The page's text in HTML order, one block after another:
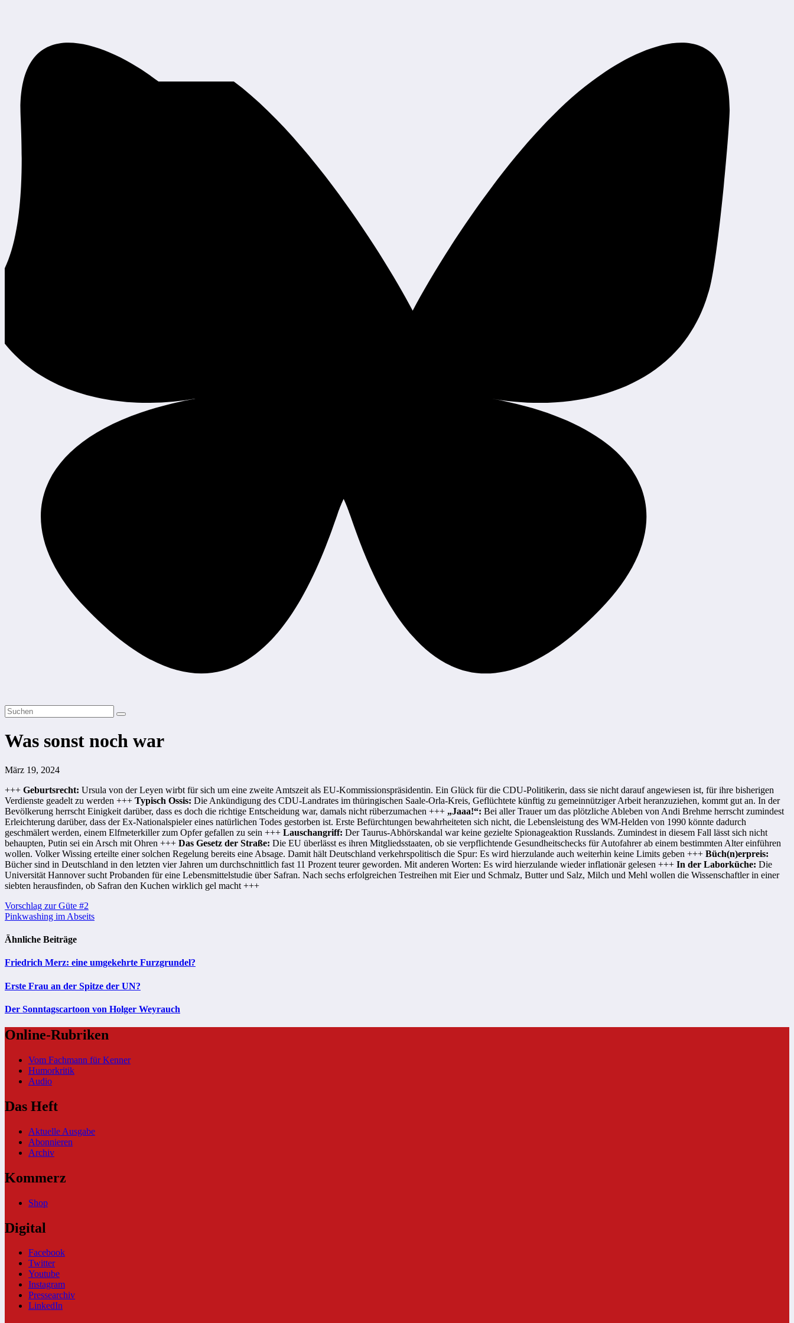
Was sonst noch war
März 19, 2024
+++ Geburtsrecht: Ursula von der Leyen wirbt für sich um eine zweite Amtszeit als EU-Kommissionspräsidentin. Ein Glück für die CDU-Politikerin, dass sie nicht darauf angewiesen ist, für ihre bisherigen
Verdienste geadelt zu werden +++ Typisch Ossis: Die Ankündigung des CDU-Landrates im thüringischen Saale-Orla-Kreis, Geflüchtete künftig zu gemeinnütziger Arbeit heranzuziehen, kommt gut an. In der
Bevölkerung herrscht Einigkeit darüber, dass es doch die richtige Entscheidung war, damals nicht rüberzumachen +++ „Jaaa!“: Bei aller Trauer um das plötzliche Ableben von Andi Brehme herrscht zumindest
Erleichterung darüber, dass der Ex-Nationalspieler eines natürlichen Todes gestorben ist. Erste Befürchtungen bewahrheiteten sich nicht, die Lebensleistung des WM-Helden von 1990 könnte dadurch
geschmälert werden, einem Elfmeterkiller zum Opfer gefallen zu sein +++ Lauschangriff: Der Taurus-Abhörskandal war keine gezielte Spionageaktion Russlands. Zumindest in diesem Fall lässt sich nicht
behaupten, Putin sei ein Arsch mit Ohren +++ Das Gesetz der Straße: Die EU überlässt es ihren Mitgliedsstaaten, ob sie verpflichtende Gesundheitschecks für Autofahrer ab einem bestimmten Alter einführen
wollen. Volker Wissing erteilte einer solchen Regelung bereits eine Absage. Damit hält Deutschland verkehrspolitisch die Spur: Es wird hierzulande auch weiterhin keine Limits geben +++ Büch(n)erpreis:
Bücher sind in Deutschland in den letzten vier Jahren um durchschnittlich fast 11 Prozent teurer geworden. Mit anderen Worten: Es wird hierzulande wieder inflationär gelesen +++ In der Laborküche: Die
Universität Hannover sucht Probanden für eine Lebensmittelstudie über Safran. Nach sechs erfolgreichen Testreihen mit Eier und Schmalz, Butter und Salz, Milch und Mehl wollen die Wissenschaftler in einer
siebten herausfinden, ob Safran den Kuchen wirklich gel macht +++
Beitragsnavigation
Vorschlag zur Güte #2
Pinkwashing im Abseits
Ähnliche Beiträge
Friedrich Merz: eine umgekehrte Furzgrundel?
Erste Frau an der Spitze der UN?
Der Sonntagscartoon von Holger Weyrauch
Online-Rubriken
Vom Fachmann für Kenner
Humorkritik
Audio
Das Heft
Aktuelle Ausgabe
Abonnieren
Archiv
Kommerz
Shop
Digital
Facebook
Twitter
Youtube
Instagram
Pressearchiv
LinkedIn